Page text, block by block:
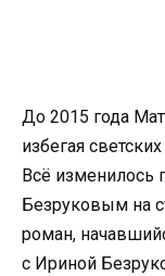
До 2015 года
избегая
Всё изменилось
Безруковым на
роман,
с Ириной